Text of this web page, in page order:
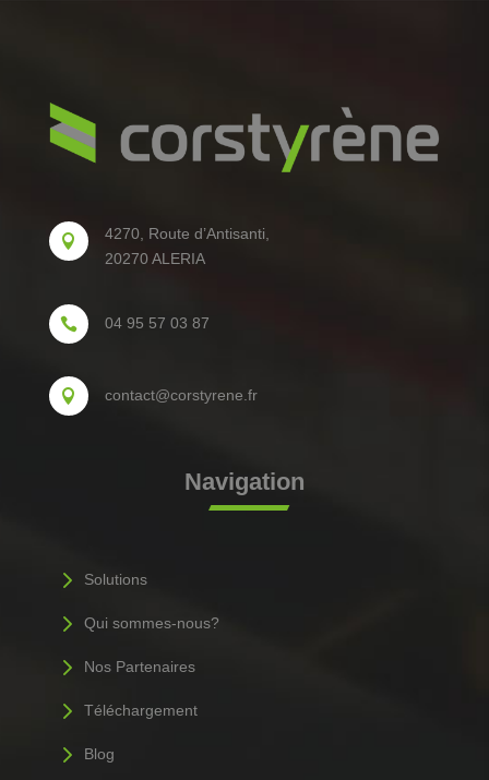

4270, Route d’Antisanti,
20270 ALERIA
 04 95 57 03 87
 contact@corstyrene.fr
Navigation
5 Solutions
5 Qui sommes-nous?
5 Nos Partenaires
5 Téléchargement
5 Blog